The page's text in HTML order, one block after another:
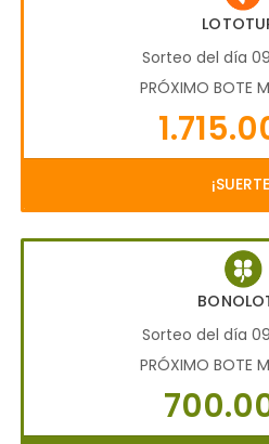
Sorteo del día
PRÓXIMO BOTE
Sorteo del día
PRÓXIMO BOTE